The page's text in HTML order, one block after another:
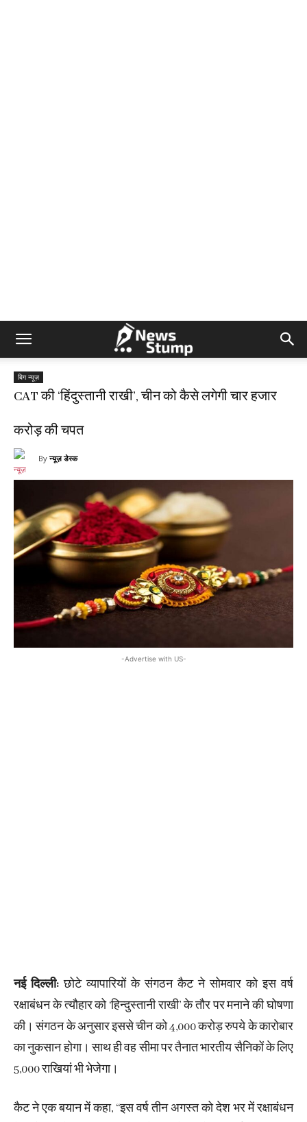
बिग न्यूज़
CAT की ‘हिंदुस्तानी राखी’, चीन को कैसे लगेगी चार हजार
करोड़ की चपत
By न्यूज़ डेस्क
-Advertise with US-
नई दिल्ली: छोटे व्यापारियों के संगठन कैट ने सोमवार को इस वर्ष
रक्षाबंधन के त्यौहार को ‘हिन्दुस्तानी राखी’ के तौर पर मनाने की घोषणा
की। संगठन के अनुसार इससे चीन को 4,000 करोड़ रुपये के कारोबार
का नुकसान होगा। साथ ही वह सीमा पर तैनात भारतीय सैनिकों के लिए
5,000 राखियां भी भेजेगा।
कैट ने एक बयान में कहा, ‘‘इस वर्ष तीन अगस्त को देश भर में रक्षाबंधन